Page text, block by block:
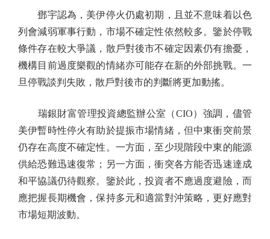
鄧宇認為，美伊停火仍處初期，且並不意味着以色
列會減弱軍事行動，市場不確定性依然較多。鑒於停戰
條件存在較大爭議，散戶對後市不確定因素仍有擔憂，
機構目前過度樂觀的情緒亦可能存在新的外部挑戰。一
旦停戰談判失敗，散戶對後市的判斷將更加動搖。
瑞銀財富管理投資總監辦公室（CIO）強調，儘管
美伊暫時性停火有助於提振市場情緒，但中東衝突前景
仍存在高度不確定性。一方面，至少現階段中東的能源
供給恐難迅速復常；另一方面，衝突各方能否迅速達成
和平協議仍待觀察。鑒於此，投資者不應過度避險，而
應把握長期機會，保持多元和適當對沖策略，更好應對
市場短期波動。